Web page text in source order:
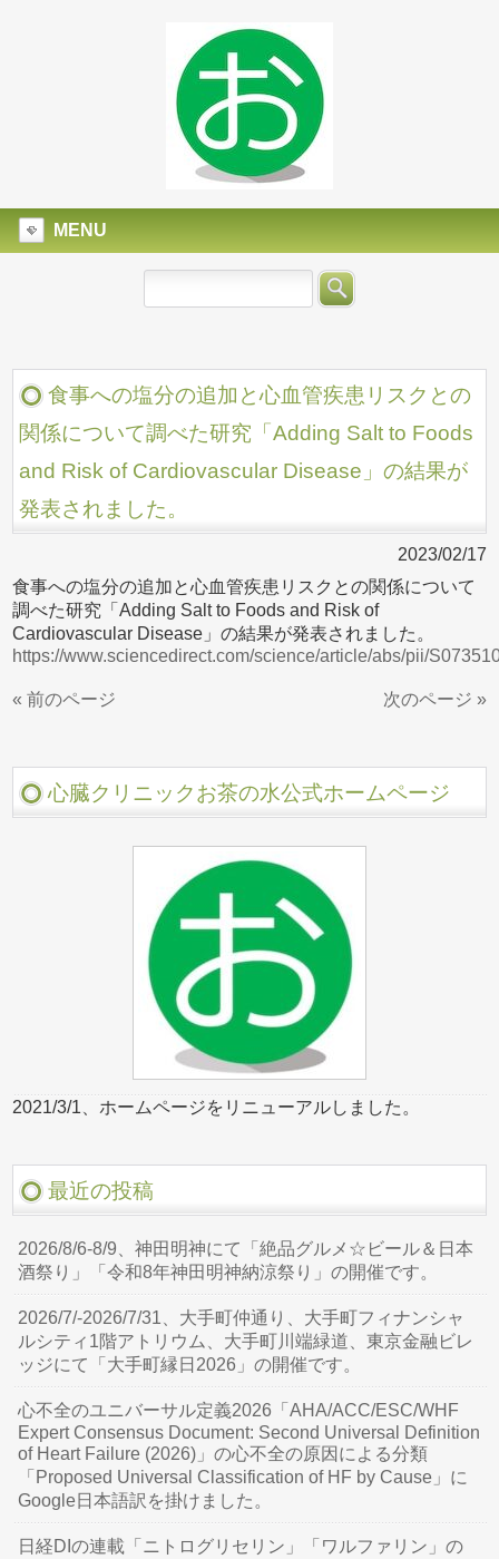
MENU
食事への塩分の追加と心血管疾患リスクとの
関係について調べた研究「Adding Salt to Foods
and Risk of Cardiovascular Disease」の結果が
発表されました。
2023/02/17
食事への塩分の追加と心血管疾患リスクとの関係について
調べた研究「Adding Salt to Foods and Risk of
Cardiovascular Disease」の結果が発表されました。
https://www.sciencedirect.com/science/article/abs/pii/
« 前のページ 次のページ »
心臓クリニックお茶の水公式ホームページ
2021/3/1、ホームページをリニューアルしました。
最近の投稿
2026/8/6-8/9、神田明神にて「絶品グルメ☆ビール＆日本
酒祭り」「令和8年神田明神納涼祭り」の開催です。
2026/7/-2026/7/31、大手町仲通り、大手町フィナンシャ
ルシティ1階アトリウム、大手町川端緑道、東京金融ビレ
ッジにて「大手町縁日2026」の開催です。
心不全のユニバーサル定義2026「AHA/ACC/ESC/WHF
Expert Consensus Document: Second Universal Definition
of Heart Failure (2026)」の心不全の原因による分類
「Proposed Universal Classification of HF by Cause」に
Google日本語訳を掛けました。
日経DIの連載「ニトログリセリン」「ワルファリン」の